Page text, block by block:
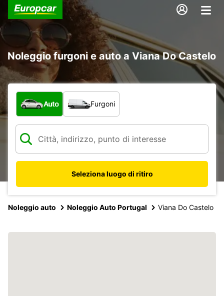
Noleggio furgoni e auto a Viana Do Castelo
Scegli la tipologia di veicolo:
Auto Furgoni
Seleziona luogo di ritiro
Noleggio auto Noleggio Auto Portugal Viana Do Castelo